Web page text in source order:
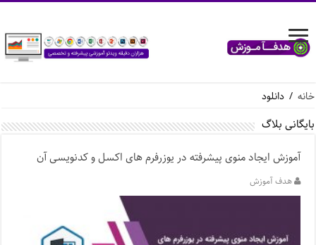
خانه / دانلود
بایگانی بلاگ
آموزش ایجاد منوی پیشرفته در یوزرفرم های اکسل و کدنویسی آن
هدف آموزش